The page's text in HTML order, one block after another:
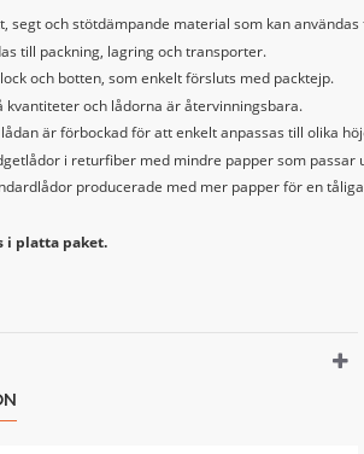
segt och stötdämpande material som kan
till packning, lagring och transporter.
och botten, som enkelt försluts med packtejp.
kvantiteter och lådorna är återvinningsbara.
är förbockad för att enkelt anpassas till olika
i returfiber med mindre papper som
producerade med mer papper för en
i platta paket.